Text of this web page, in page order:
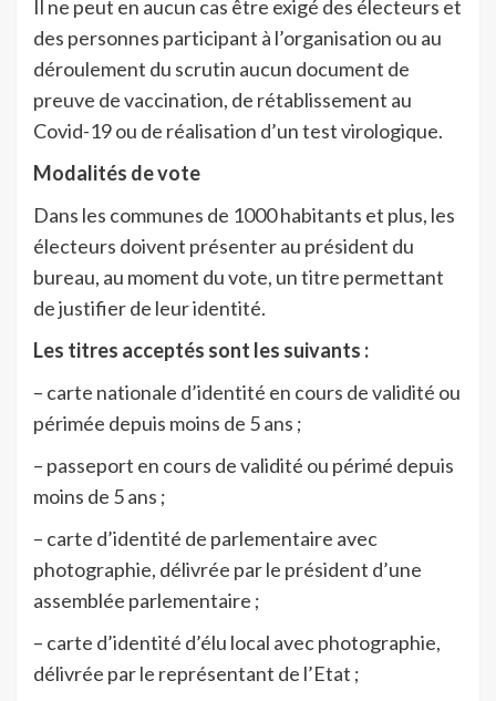
Il ne peut en aucun cas être exigé des électeurs et
des personnes participant à l’organisation ou au
déroulement du scrutin aucun document de
preuve de vaccination, de rétablissement au
Covid-19 ou de réalisation d’un test virologique.
Modalités de vote
Dans les communes de 1000 habitants et plus, les
électeurs doivent présenter au président du
bureau, au moment du vote, un titre permettant
de justifier de leur identité.
Les titres acceptés sont les suivants :
– carte nationale d’identité en cours de validité ou
périmée depuis moins de 5 ans ;
– passeport en cours de validité ou périmé depuis
moins de 5 ans ;
– carte d’identité de parlementaire avec
photographie, délivrée par le président d’une
assemblée parlementaire ;
– carte d’identité d’élu local avec photographie,
délivrée par le représentant de l’Etat ;